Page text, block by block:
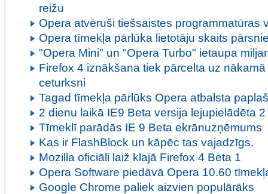
reižu
Opera atvēruši tiešsaistes programmatūras
Opera tīmekļa pārlūka lietotāju skaits
"Opera Mini" un "Opera Turbo" ietaupa
Firefox 4 iznākšana tiek pārcelta uz
ceturksni
Tagad tīmekļa pārlūks Opera atbalsta
2 dienu laikā IE9 Beta versija lejupielādēta
Tīmeklī parādās IE 9 Beta ekrānuzņēmums
Kas ir FlashBlock un kāpēc tas vajadzīgs.
Mozilla oficiāli laiž klajā Firefox 4 Beta 1
Opera Software piedāvā Opera 10.60
Google Chrome paliek aizvien populārāks